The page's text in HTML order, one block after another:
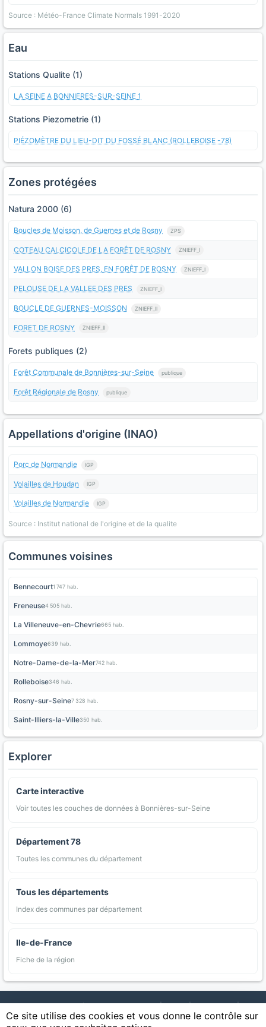
Source : Météo-France Climate Normals 1991-2020
Eau
Stations Qualite (1)
LA SEINE A BONNIERES-SUR-SEINE 1
Stations Piezometrie (1)
PIÉZOMÈTRE DU LIEU-DIT DU FOSSÉ BLANC (ROLLEBOISE -78)
Zones protégées
Natura 2000 (6)
Boucles de Moisson, de Guernes et de Rosny ZPS
COTEAU CALCICOLE DE LA FORÊT DE ROSNY ZNIEFF_I
VALLON BOISE DES PRES, EN FORÊT DE ROSNY ZNIEFF_I
PELOUSE DE LA VALLEE DES PRES ZNIEFF_I
BOUCLE DE GUERNES-MOISSON ZNIEFF_II
FORET DE ROSNY ZNIEFF_II
Forets publiques (2)
Forêt Communale de Bonnières-sur-Seine publique
Forêt Régionale de Rosny publique
Appellations d'origine (INAO)
Porc de Normandie IGP
Volailles de Houdan IGP
Volailles de Normandie IGP
Source : Institut national de l'origine et de la qualite
Communes voisines
Bennecourt1 747 hab.
Freneuse4 505 hab.
La Villeneuve-en-Chevrie665 hab.
Lommoye639 hab.
Notre-Dame-de-la-Mer742 hab.
Rolleboise346 hab.
Rosny-sur-Seine7 328 hab.
Saint-Illiers-la-Ville350 hab.
Explorer
Carte interactive
Voir toutes les couches de données à Bonnières-sur-Seine
Département 78
Toutes les communes du département
Tous les départements
Index des communes par département
Ile-de-France
Fiche de la région
AgriMap — Données agricoles ouvertes | Carte | Communes |
Appellations | Regions | Cultures | Zones protégées | Forets |
Ce site utilise des cookies et vous donne le contrôle sur